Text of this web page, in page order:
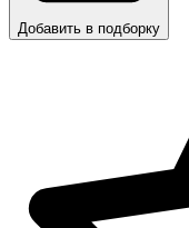
Добавить в подборку